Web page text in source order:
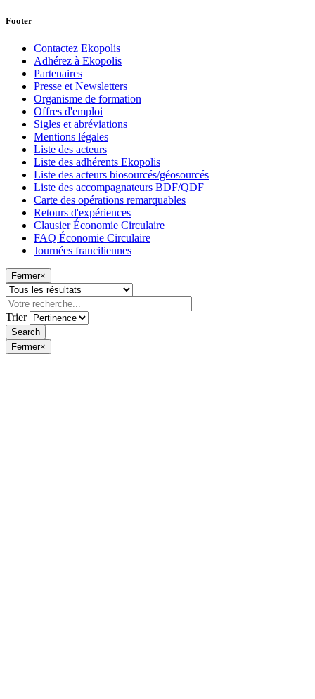
Footer
Contactez Ekopolis
Adhérez à Ekopolis
Partenaires
Presse et Newsletters
Organisme de formation
Offres d'emploi
Sigles et abréviations
Mentions légales
Liste des acteurs
Liste des adhérents Ekopolis
Liste des acteurs biosourcés/géosourcés
Liste des accompagnateurs BDF/QDF
Carte des opérations remarquables
Retours d'expériences
Clausier Économie Circulaire
FAQ Économie Circulaire
Journées franciliennes
Fermer×
Trier
Fermer×